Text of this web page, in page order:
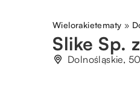
Wielorakietematy »
Slike Sp.
Dolnośląskie,